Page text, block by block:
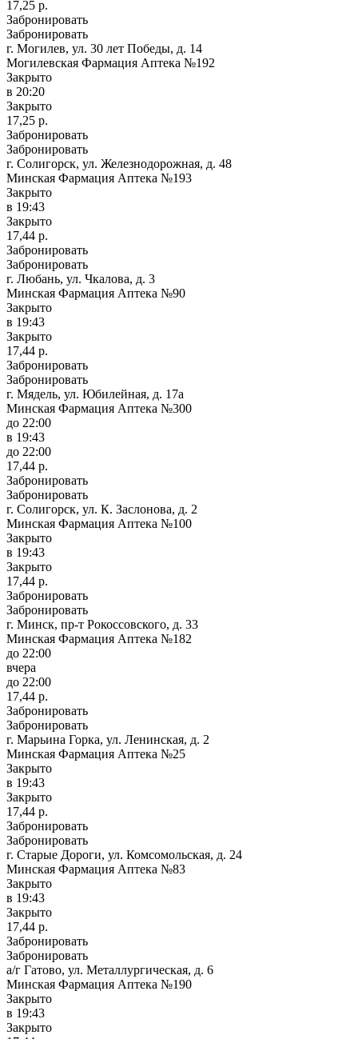
17,25 р.
Забронировать
Забронировать
г. Могилев, ул. 30 лет Победы, д. 14
Могилевская Фармация Аптека №192
Закрыто
в 20:20
Закрыто
17,25 р.
Забронировать
Забронировать
г. Солигорск, ул. Железнодорожная, д. 48
Минская Фармация Аптека №193
Закрыто
в 19:43
Закрыто
17,44 р.
Забронировать
Забронировать
г. Любань, ул. Чкалова, д. 3
Минская Фармация Аптека №90
Закрыто
в 19:43
Закрыто
17,44 р.
Забронировать
Забронировать
г. Мядель, ул. Юбилейная, д. 17а
Минская Фармация Аптека №300
до 22:00
в 19:43
до 22:00
17,44 р.
Забронировать
Забронировать
г. Солигорск, ул. К. Заслонова, д. 2
Минская Фармация Аптека №100
Закрыто
в 19:43
Закрыто
17,44 р.
Забронировать
Забронировать
г. Минск, пр-т Рокоссовского, д. 33
Минская Фармация Аптека №182
до 22:00
вчера
до 22:00
17,44 р.
Забронировать
Забронировать
г. Марьина Горка, ул. Ленинская, д. 2
Минская Фармация Аптека №25
Закрыто
в 19:43
Закрыто
17,44 р.
Забронировать
Забронировать
г. Старые Дороги, ул. Комсомольская, д. 24
Минская Фармация Аптека №83
Закрыто
в 19:43
Закрыто
17,44 р.
Забронировать
Забронировать
а/г Гатово, ул. Металлургическая, д. 6
Минская Фармация Аптека №190
Закрыто
в 19:43
Закрыто